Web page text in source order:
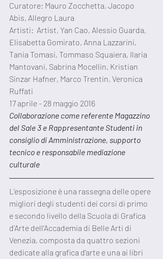
Curatore: Mauro Zocchetta, Jacopo
Abis, Allegro Laura
Artisti:  Artist, Yan Cao, Alessio Guarda,
Elisabetta Gomirato, Anna Lazzarini,
Tania Tomasi, Tommaso Squaiera, Ilaria
Mantovani, Sabrina Mocellin, Kristian
Sinzar Hafner, Marco Trentin, Veronica
Ruffati
17 aprile - 28 maggio 2016
Collaborazione come referente Magazzino
del Sale 3 e Rappresentante Studenti in
consiglio di Amministrazione, supporto
tecnico e responsabile mediazione
culturale
L’esposizione è una rassegna delle opere
migliori degli studenti dei corsi di primo
e secondo livello della Scuola di Grafica
d’Arte dell’Accademia di Belle Arti di
Venezia, composta da quattro sezioni
dedicate alla grafica d’arte e una ai libri